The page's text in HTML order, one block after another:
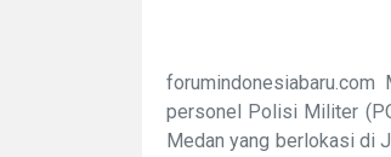
personel Polisi Militer
Medan yang berlokasi di